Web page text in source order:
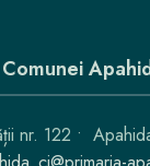
nr. 122 •